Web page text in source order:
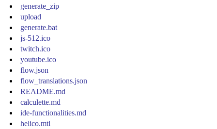
generate_zip
upload
generate.bat
js-512.ico
twitch.ico
youtube.ico
flow.json
flow_translations.json
README.md
calculette.md
ide-functionalities.md
helico.mtl